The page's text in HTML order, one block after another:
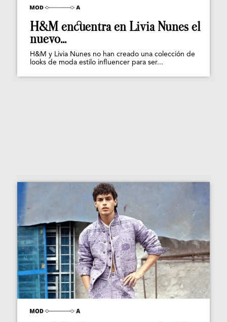
H&M encuentra en Livia Nunes el
nuevo...
H&M y Livia Nunes no han creado una colección de
looks de moda estilo influencer para ser...